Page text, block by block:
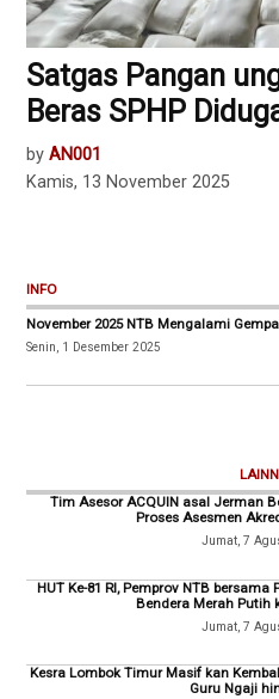
Satgas Pangan
Beras SPHP
by AN001
Kamis, 13 November 2025
INFO
November 2025 NTB Mengalami
Senin, 1 Desember 2025
Tim Asesor ACQUIN asal Jerman
Proses Asesmen
Jumat, 7
HUT Ke-81 RI, Pemprov NTB
Bendera Merah Putih
Jumat, 7
Kesra Lombok Timur Masif kan
Guru Ngaji